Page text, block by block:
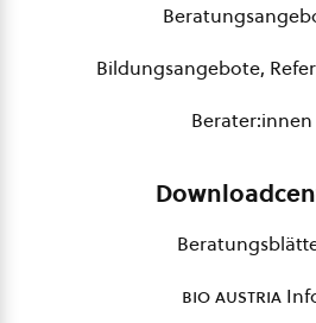
Bildungsangebote,
Berater:innen
bio austria